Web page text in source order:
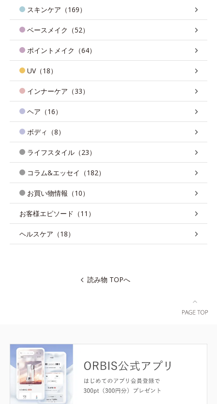
スキンケア（169）
ベースメイク（52）
ポイントメイク（64）
UV（18）
インナーケア（33）
ヘア（16）
ボディ（8）
ライフスタイル（23）
コラム&エッセイ（182）
お買い物情報（10）
お客様エピソード（11）
ヘルスケア（18）
読み物 TOPへ